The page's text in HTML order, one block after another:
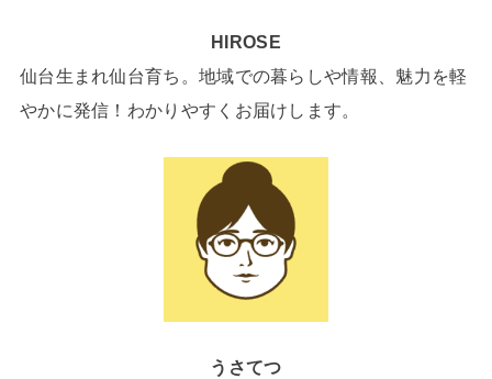
HIROSE
仙台生まれ仙台育ち。地域での暮らしや情報、魅力を軽
やかに発信！わかりやすくお届けします。
うさてつ